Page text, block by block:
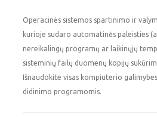
Operacinės sistemos spartinimo ir
kurioje sudaro automatinės paleisties
nereikalingų programų ar laikinųjų
sisteminių failų duomenų kopijų
Išnaudokite visas kompiuterio
didinimo programomis.